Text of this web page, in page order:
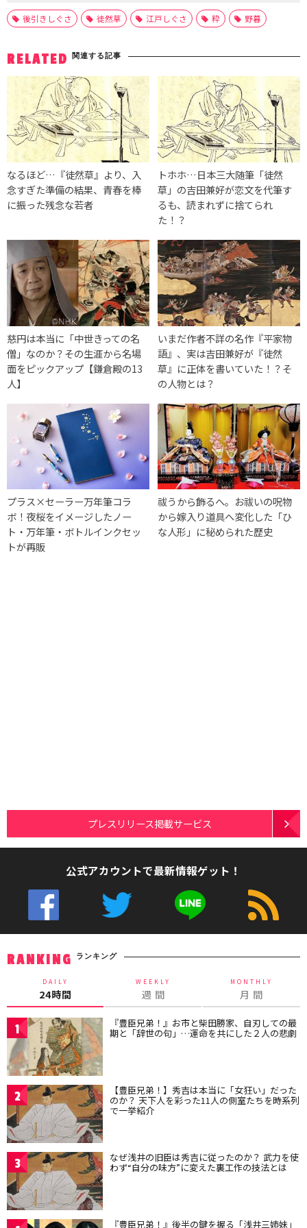
後引きしぐさ 徒然草 江戸しぐさ 粋 野暮
RELATED 関連する記事
なるほど…『徒然草』より、入
念すぎた準備の結果、青春を棒
に振った残念な若者
トホホ…日本三大随筆「徒然
草」の吉田兼好が恋文を代筆す
るも、読まれずに捨てられ
た！？
慈円は本当に「中世きっての名
僧」なのか？その生涯から名場
面をピックアップ【鎌倉殿の13
人】
いまだ作者不詳の名作『平家物
語』、実は吉田兼好が『徒然
草』に正体を書いていた！？そ
の人物とは？
プラス×セーラー万年筆コラ
ボ！夜桜をイメージしたノー
ト・万年筆・ボトルインクセッ
トが再販
祓うから飾るへ。お祓いの呪物
から嫁入り道具へ変化した「ひ
な人形」に秘められた歴史
プレスリリース掲載サービス
公式アカウントで最新情報ゲット！
RANKING ランキング
DAILY
24時間
WEEKLY
週 間
MONTHLY
月 間
1 『豊臣兄弟！』お市と柴田勝家、自刃しての最
期と「辞世の句」…運命を共にした２人の悲劇
2 【豊臣兄弟！】秀吉は本当に「女狂い」だった
のか？ 天下人を彩った11人の側室たちを時系列
で一挙紹介
3 なぜ浅井の旧臣は秀吉に従ったのか？ 武力を使
わず“自分の味方”に変えた裏工作の技法とは
『豊臣兄弟！』後半の鍵を握る「浅井三姉妹」